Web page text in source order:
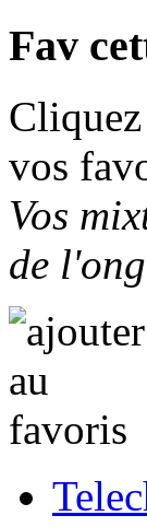
Fav
vos
Vos
de